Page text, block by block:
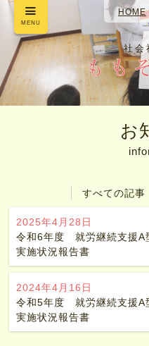
社会
MENU
HOME
お
すべての記事
2025年4月28日
令和6年度 就労継続支援A
実施状況報告書
2024年4月16日
令和5年度 就労継続支援A
実施状況報告書